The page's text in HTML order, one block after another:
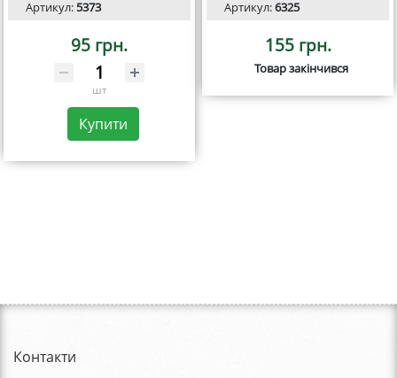
Артикул:5373
95 грн.
шт
Купити
Артикул:6325
155 грн.
Товар закінчився
Контакти